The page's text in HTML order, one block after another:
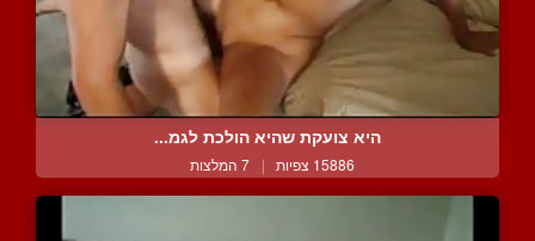
היא צועקת שהיא הולכת לגמ...
15886 צפיות | 7 המלצות